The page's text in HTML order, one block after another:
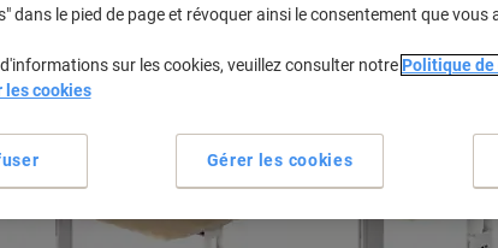
hauteur
dans le pied de page et révoquer ainsi le consentement que vous
sur les cookies, veuillez consulter notre Politique
les cookies
Gérer les cookies